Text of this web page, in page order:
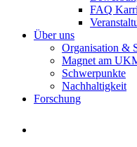
FAQ
Über uns
Organisation &
Magnet am
Schwerpunkte
Nachhaltigkeit
Forschung